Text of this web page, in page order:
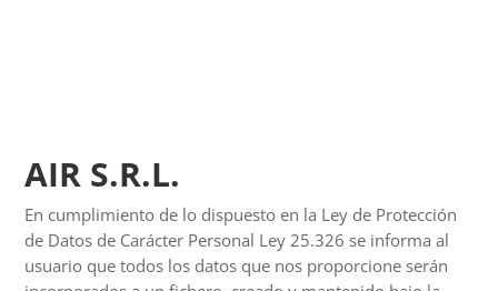
AIR S.R.L.
En cumplimiento de lo dispuesto en la Ley de Protección
de Datos de Carácter Personal Ley 25.326 se informa al
usuario que todos los datos que nos proporcione serán